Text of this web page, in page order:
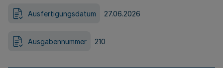
Ausfertigungsdatum 27.06.2026
Ausgabennummer 210